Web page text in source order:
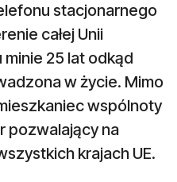
stacjonarnego
całej Unii
minie 25 lat odkąd
w życie. Mimo
wspólnoty
pozwalający na
krajach UE.